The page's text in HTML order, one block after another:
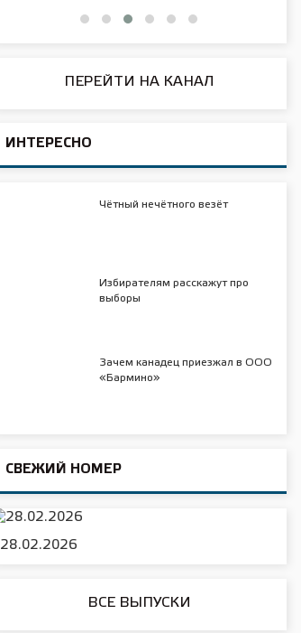
ПЕРЕЙТИ НА КАНАЛ
ИНТЕРЕСНО
Чётный нечётного везёт
Избирателям расскажут про
выборы
Зачем канадец приезжал в ООО
«Бармино»
СВЕЖИЙ НОМЕР
28.02.2026
ВСЕ ВЫПУСКИ